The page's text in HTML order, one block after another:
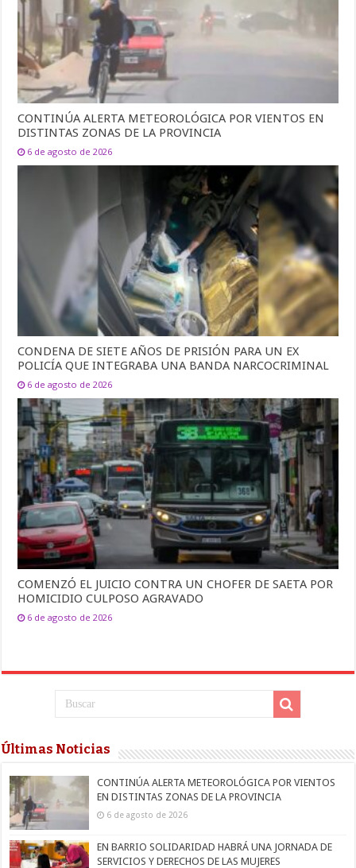
CONTINÚA ALERTA METEOROLÓGICA POR VIENTOS EN
DISTINTAS ZONAS DE LA PROVINCIA
6 de agosto de 2026
CONDENA DE SIETE AÑOS DE PRISIÓN PARA UN EX
POLICÍA QUE INTEGRABA UNA BANDA NARCOCRIMINAL
6 de agosto de 2026
COMENZÓ EL JUICIO CONTRA UN CHOFER DE SAETA POR
HOMICIDIO CULPOSO AGRAVADO
6 de agosto de 2026
Últimas Noticias
CONTINÚA ALERTA METEOROLÓGICA POR VIENTOS
EN DISTINTAS ZONAS DE LA PROVINCIA
6 de agosto de 2026
EN BARRIO SOLIDARIDAD HABRÁ UNA JORNADA DE
SERVICIOS Y DERECHOS DE LAS MUJERES